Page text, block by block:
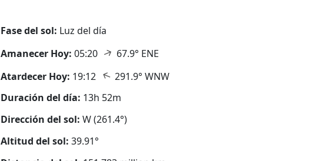
Fase del sol: Luz del día
Amanecer Hoy: 05:20 ↑ 67.9° ENE
Atardecer Hoy: 19:12 ↑ 291.9° WNW
Duración del día: 13h 52m
Dirección del sol: W (261.4°)
Altitud del sol: 39.91°